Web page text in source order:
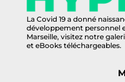
La Covid 19 a donné
développement personnel
Marseille, visitez notre
et eBooks téléchargeables.